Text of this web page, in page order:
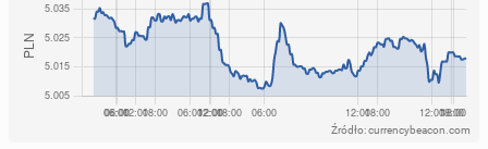
Źródło: currencybeacon.com